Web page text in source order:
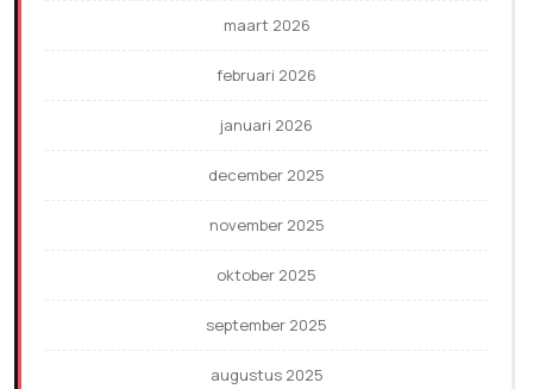
maart 2026
februari 2026
januari 2026
december 2025
november 2025
oktober 2025
september 2025
augustus 2025